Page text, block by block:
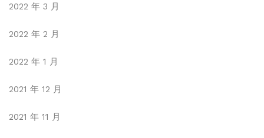
2022 年 3 月
2022 年 2 月
2022 年 1 月
2021 年 12 月
2021 年 11 月